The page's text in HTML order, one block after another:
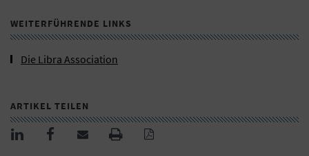
WEITERFÜHRENDE LINKS
Die Libra Association
ARTIKEL TEILEN